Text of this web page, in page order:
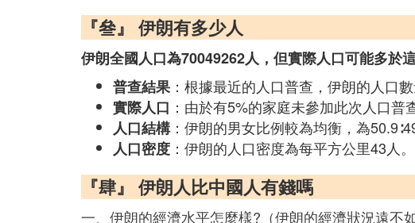
『叄』 伊朗有多少人
伊朗全國人口為70049262人，但實際人口可能多於
普查結果 ：根據最近的人口普查，伊朗的人口
實際人口 ：由於有5%的家庭未參加此次人口普
人口結構：伊朗的男女比例較為均衡，為
人口密度 ：伊朗的人口密度為每平方公里43人。
『肆』 伊朗人比中國人有錢嗎
一、伊朗的經濟水平怎麼樣?（伊朗的經濟狀況遠不如